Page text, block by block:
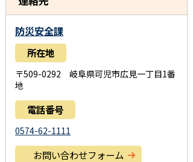
防災安全課
所在地
〒509-0292 岐阜県可児市広見一丁目1番
地
電話番号
0574-62-1111
お問い合わせフォーム